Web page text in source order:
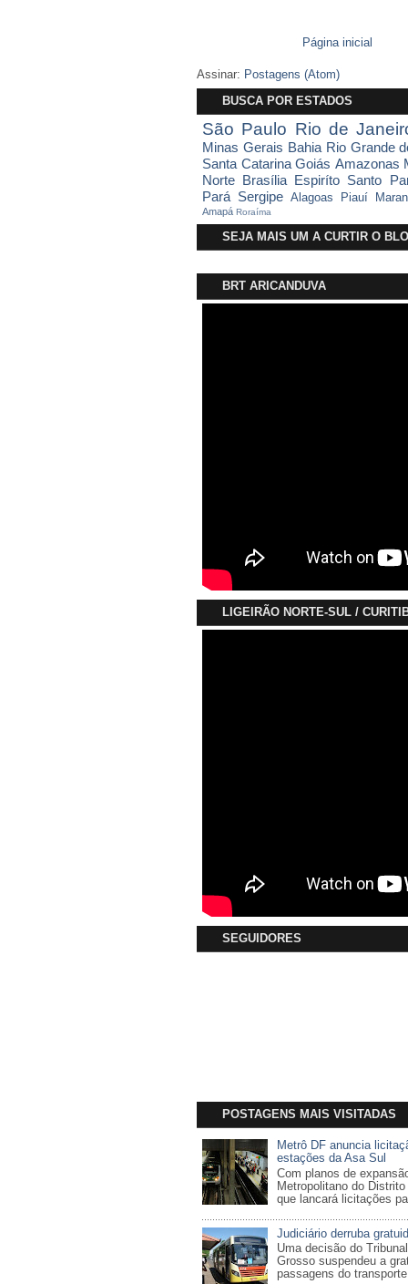
Página inicial
Assinar: Postagens (Atom)
BUSCA POR ESTADOS
São Paulo Rio de
Minas Gerais Bahia Rio Grande
Santa Catarina Goiás Amazonas
Norte Brasília Espiríto Santo
Pará Sergipe Alagoas Piauí
Amapá Roraíma
SEJA MAIS UM A CURTIR O
BRT ARICANDUVA
LIGEIRÃO NORTE-SUL /
SEGUIDORES
POSTAGENS MAIS VISITADAS
Metrô DF anuncia
estações da Asa Sul
Com planos de
Metropolitano do
que lancará licitações
Judiciário derruba
Uma decisão do
Grosso suspendeu a
passagens do